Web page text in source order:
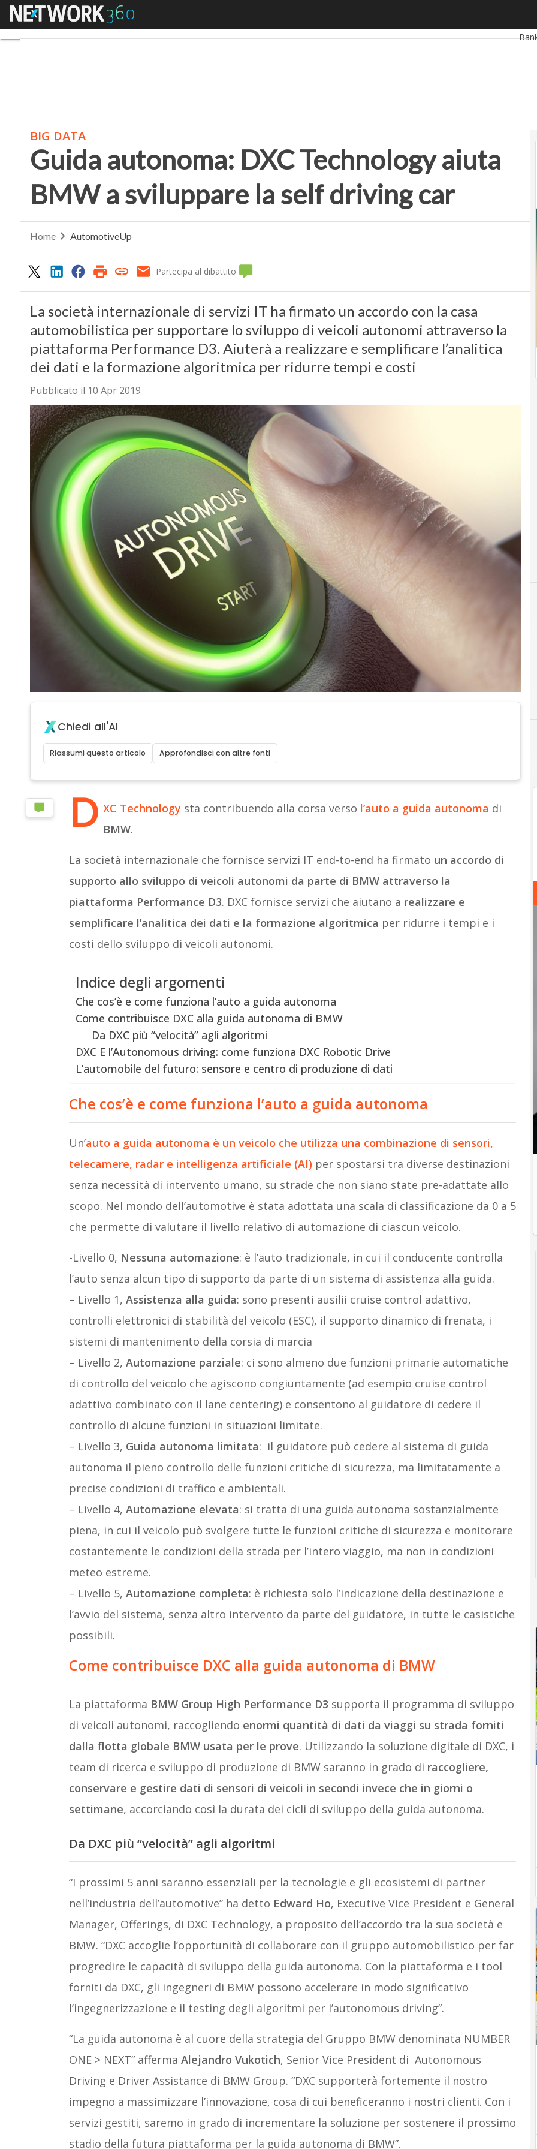
Menu
BIG DATA
Guida autonoma: DXC Technology aiuta
BMW a sviluppare la self driving car
Home AutomotiveUp
Partecipa al dibattito
La società internazionale di servizi IT ha firmato un accordo con la casa
automobilistica per supportare lo sviluppo di veicoli autonomi attraverso la
piattaforma Performance D3. Aiuterà a realizzare e semplificare l’analitica
dei dati e la formazione algoritmica per ridurre tempi e costi
Pubblicato il 10 Apr 2019
Chiedi all'AI
Riassumi questo articolo Approfondisci con altre fonti
D XC Technology sta contribuendo alla corsa verso l’auto a guida autonoma di
BMW.
La società internazionale che fornisce servizi IT end-to-end ha firmato un accordo di
supporto allo sviluppo di veicoli autonomi da parte di BMW attraverso la
piattaforma Performance D3. DXC fornisce servizi che aiutano a realizzare e
semplificare l’analitica dei dati e la formazione algoritmica per ridurre i tempi e i
costi dello sviluppo di veicoli autonomi.
Indice degli argomenti
Che cos’è e come funziona l’auto a guida autonoma
Come contribuisce DXC alla guida autonoma di BMW
Da DXC più “velocità” agli algoritmi
DXC E l’Autonomous driving: come funziona DXC Robotic Drive
L’automobile del futuro: sensore e centro di produzione di dati
Che cos’è e come funziona l’auto a guida autonoma
Un’auto a guida autonoma è un veicolo che utilizza una combinazione di sensori,
telecamere, radar e intelligenza artificiale (AI) per spostarsi tra diverse destinazioni
senza necessità di intervento umano, su strade che non siano state pre-adattate allo
scopo. Nel mondo dell’automotive è stata adottata una scala di classificazione da 0 a 5
che permette di valutare il livello relativo di automazione di ciascun veicolo.
-Livello 0, Nessuna automazione: è l’auto tradizionale, in cui il conducente controlla
l’auto senza alcun tipo di supporto da parte di un sistema di assistenza alla guida.
– Livello 1, Assistenza alla guida: sono presenti ausilii cruise control adattivo,
controlli elettronici di stabilità del veicolo (ESC), il supporto dinamico di frenata, i
sistemi di mantenimento della corsia di marcia
– Livello 2, Automazione parziale: ci sono almeno due funzioni primarie automatiche
di controllo del veicolo che agiscono congiuntamente (ad esempio cruise control
adattivo combinato con il lane centering) e consentono al guidatore di cedere il
controllo di alcune funzioni in situazioni limitate.
– Livello 3, Guida autonoma limitata: il guidatore può cedere al sistema di guida
autonoma il pieno controllo delle funzioni critiche di sicurezza, ma limitatamente a
precise condizioni di traffico e ambientali.
– Livello 4, Automazione elevata: si tratta di una guida autonoma sostanzialmente
piena, in cui il veicolo può svolgere tutte le funzioni critiche di sicurezza e monitorare
costantemente le condizioni della strada per l’intero viaggio, ma non in condizioni
meteo estreme.
– Livello 5, Automazione completa: è richiesta solo l’indicazione della destinazione e
l’avvio del sistema, senza altro intervento da parte del guidatore, in tutte le casistiche
possibili.
Come contribuisce DXC alla guida autonoma di BMW
La piattaforma BMW Group High Performance D3 supporta il programma di sviluppo
di veicoli autonomi, raccogliendo enormi quantità di dati da viaggi su strada forniti
dalla flotta globale BMW usata per le prove. Utilizzando la soluzione digitale di DXC, i
team di ricerca e sviluppo di produzione di BMW saranno in grado di raccogliere,
conservare e gestire dati di sensori di veicoli in secondi invece che in giorni o
settimane, accorciando così la durata dei cicli di sviluppo della guida autonoma.
Da DXC più “velocità” agli algoritmi
“I prossimi 5 anni saranno essenziali per la tecnologie e gli ecosistemi di partner
nell’industria dell’automotive” ha detto Edward Ho, Executive Vice President e General
Manager, Offerings, di DXC Technology, a proposito dell’accordo tra la sua società e
BMW. “DXC accoglie l’opportunità di collaborare con il gruppo automobilistico per far
progredire le capacità di sviluppo della guida autonoma. Con la piattaforma e i tool
forniti da DXC, gli ingegneri di BMW possono accelerare in modo significativo
l’ingegnerizzazione e il testing degli algoritmi per l’autonomous driving”.
“La guida autonoma è al cuore della strategia del Gruppo BMW denominata NUMBER
ONE > NEXT” afferma Alejandro Vukotich, Senior Vice President di Autonomous
Driving e Driver Assistance di BMW Group. “DXC supporterà fortemente il nostro
impegno a massimizzare l’innovazione, cosa di cui beneficeranno i nostri clienti. Con i
servizi gestiti, saremo in grado di incrementare la soluzione per sostenere il prossimo
stadio della futura piattaforma per la guida autonoma di BMW”.